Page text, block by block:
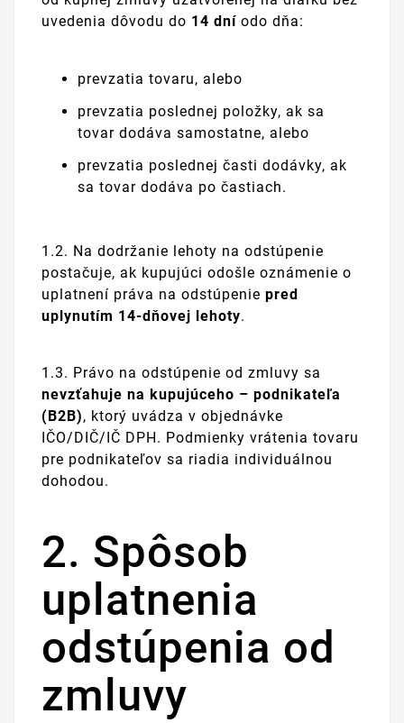
uvedenia dôvodu do 14 dní odo dňa:
prevzatia tovaru, alebo
prevzatia poslednej položky, ak sa
tovar dodáva samostatne, alebo
prevzatia poslednej časti dodávky, ak
sa tovar dodáva po častiach.
1.2. Na dodržanie lehoty na odstúpenie
postačuje, ak kupujúci odošle oznámenie o
uplatnení práva na odstúpenie pred
uplynutím 14-dňovej lehoty.
1.3. Právo na odstúpenie od zmluvy sa
nevzťahuje na kupujúceho – podnikateľa
(B2B), ktorý uvádza v objednávke
IČO/DIČ/IČ DPH. Podmienky vrátenia tovaru
pre podnikateľov sa riadia individuálnou
dohodou.
2. Spôsob
uplatnenia
odstúpenia od
zmluvy